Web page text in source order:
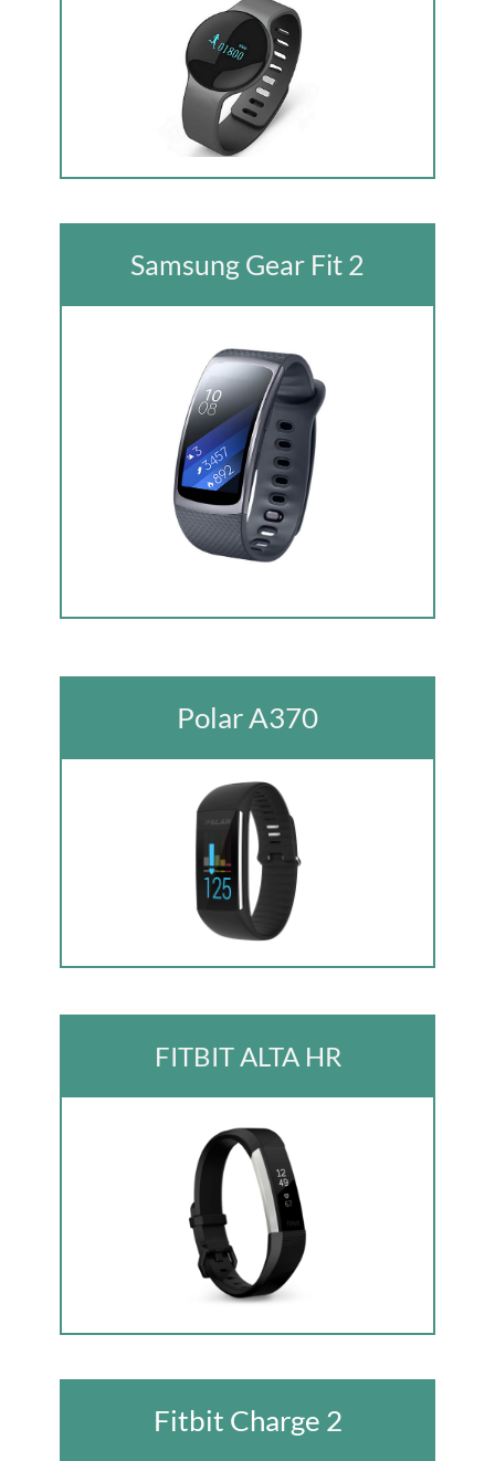
S amsung Gear Fit 2
Polar A370
FITBIT ALTA HR
Fitbit Charge 2